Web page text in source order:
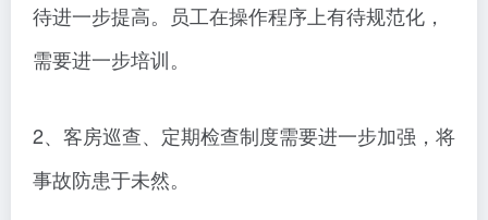
待进一步提高。员工在操作程序上有待规范化，
需要进一步培训。
2、客房巡查、定期检查制度需要进一步加强，将
事故防患于未然。